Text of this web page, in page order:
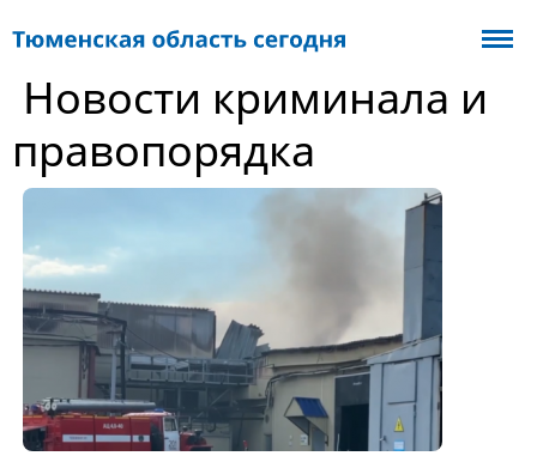
Новости криминала и
правопорядка